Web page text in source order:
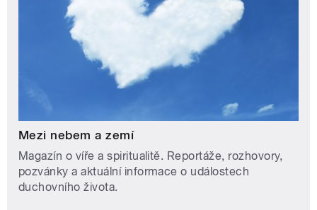
Mezi nebem a zemí
Magazín o víře a spiritualitě. Reportáže, rozhovory,
pozvánky a aktuální informace o událostech
duchovního života.